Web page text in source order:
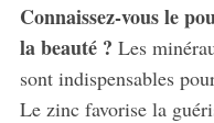
Connaissez-vous le
la beauté ? Les
sont indispensables
Le zinc favorise la